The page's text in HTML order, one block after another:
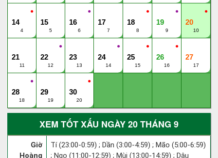
●
14
4
15
5
●
16
6
17
7
●
18
8
●
19
9
●
20
10
21
11
●
22
12
23
13
●
24
14
●
25
15
●
26
16
27
17
●
28
18
29
19
●
30
20
XEM TỐT XẤU NGÀY 20 THÁNG 9
Giờ
Hoàng
Tí (23:00-0:59) ; Dần (3:00-4:59) ; Mão (5:00-6:59)
; Ngọ (11:00-12:59) ; Mùi (13:00-14:59) ; Dậu